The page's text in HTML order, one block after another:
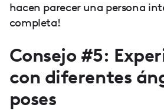
hacen parecer una persona
completa!
Consejo #5:
con diferentes
poses